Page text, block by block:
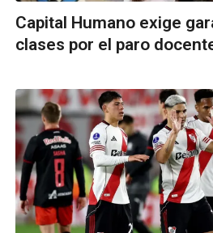
Capital Humano exige
clases por el paro